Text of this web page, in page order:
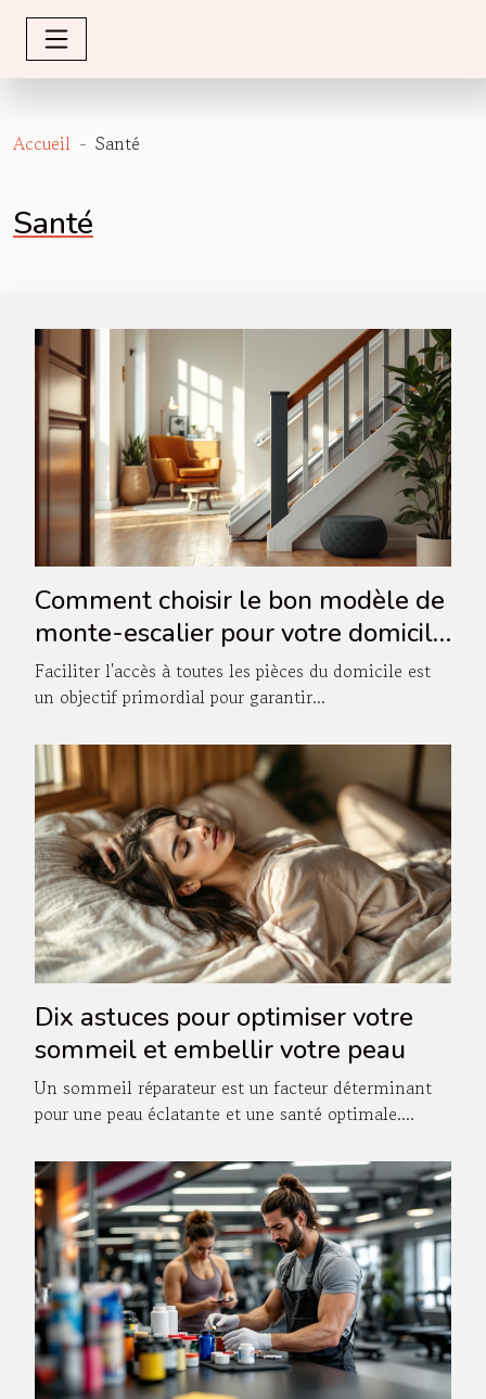
Accueil Santé
Santé
Comment choisir le bon modèle de
monte-escalier pour votre domicile
?
Faciliter l'accès à toutes les pièces du domicile est
un objectif primordial pour garantir...
Dix astuces pour optimiser votre
sommeil et embellir votre peau
Un sommeil réparateur est un facteur déterminant
pour une peau éclatante et une santé optimale....